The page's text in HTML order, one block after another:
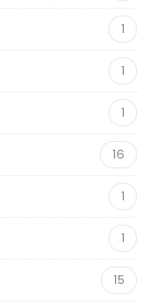
1
1
1
16
1
1
15